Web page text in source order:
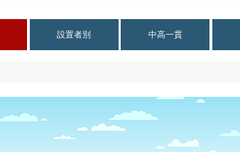
設置者別 中高一貫